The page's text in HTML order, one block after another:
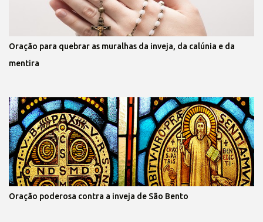
Oração para quebrar as muralhas da inveja, da calúnia e da
mentira
Oração poderosa contra a inveja de São Bento